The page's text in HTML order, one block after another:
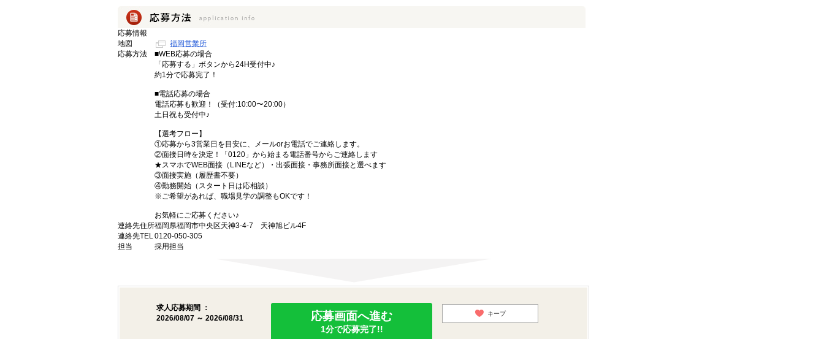
応募情報
地図
福岡営業所
応募方法
■WEB応募の場合
「応募する」ボタンから24H受付中♪
約1分で応募完了！
■電話応募の場合
電話応募も歓迎！（受付:10:00〜20:00）
土日祝も受付中♪
【選考フロー】
①応募から3営業日を目安に、メールorお電話でご連絡します。
②面接日時を決定！「0120」から始まる電話番号からご連絡します
★スマホでWEB面接（LINEなど）・出張面接・事務所面接と選べます
③面接実施（履歴書不要）
④勤務開始（スタート日は応相談）
※ご希望があれば、職場見学の調整もOKです！
お気軽にご応募ください♪
連絡先住所福岡県福岡市中央区天神3-4-7 天神旭ビル4F
連絡先TEL0120-050-305
担当
採用担当
求人応募期間 ：
2026/08/07 ～ 2026/08/31
応募画面へ進む
1分で応募完了!!
キープ